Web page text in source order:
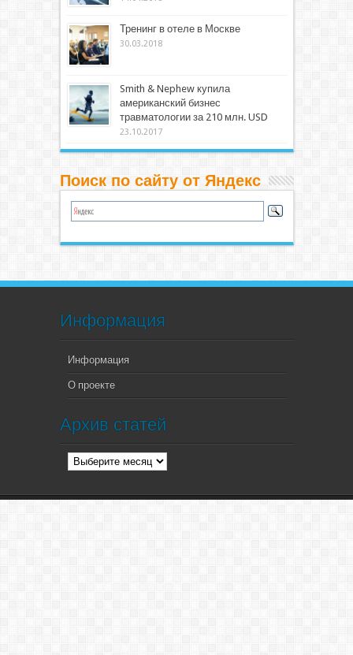
Тренинг в отеле в Москве
30.03.2018
Smith & Nephew купила
американский бизнес
травматологии за 210 млн. USD
23.10.2017
Поиск по сайту от Яндекс
Информация
Информация
О проекте
Архив статей
Архив
статей